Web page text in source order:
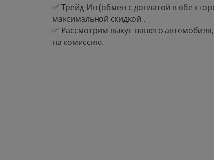
✅ Трейд-Ин (обмен с доплатой в обе
максимальной скидкой .
✅ Рассмотрим выкуп вашего
на комиссию.